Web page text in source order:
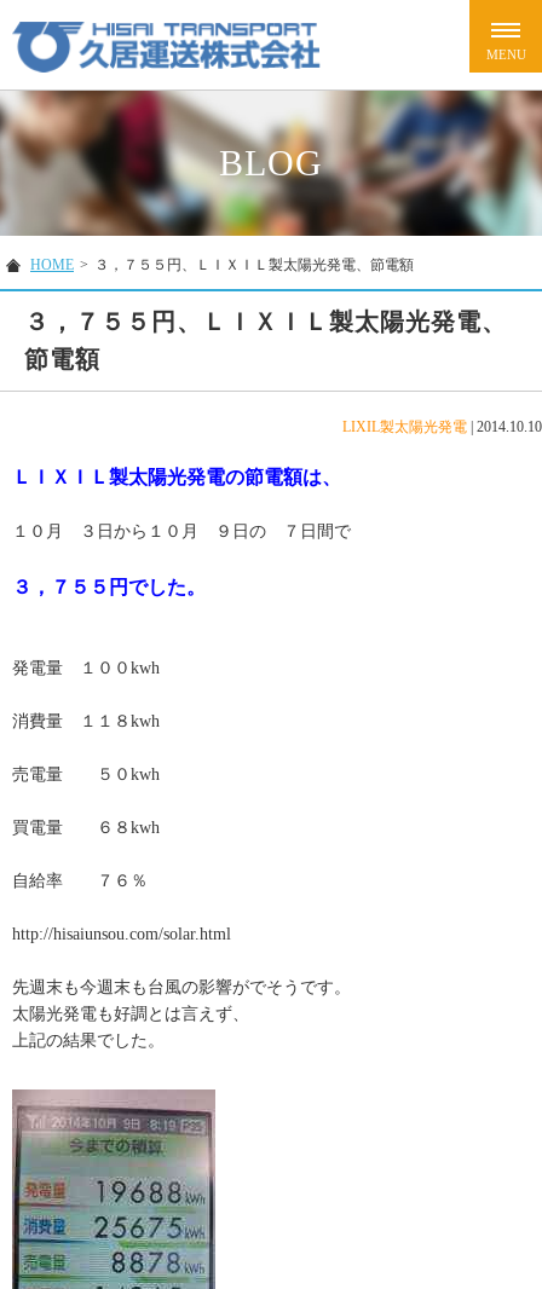
BLOG
HOME > ３，７５５円、ＬＩＸＩＬ製太陽光発電、節電額
３，７５５円、ＬＩＸＩＬ製太陽光発電、
節電額
LIXIL製太陽光発電 2014.10.10
ＬＩＸＩＬ製太陽光発電の節電額は、
１０月 ３日から１０月 ９日の ７日間で
３，７５５円でした。
発電量 １００kwh
消費量 １１８kwh
売電量 ５０kwh
買電量 ６８kwh
自給率 ７６％
http://hisaiunsou.com/solar.html
先週末も今週末も台風の影響がでそうです。
太陽光発電も好調とは言えず、
上記の結果でした。